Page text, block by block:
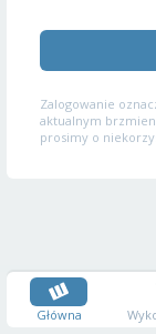
Zalogowanie
aktualnym
prosimy o
Główna